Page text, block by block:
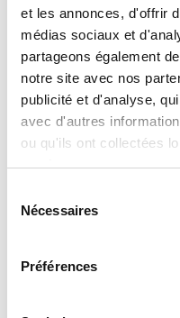
et les annonces, d'offrir
médias sociaux et
partageons également
notre site avec nos
publicité et d'analyse,
avec d'autres
ou qu'ils ont collectées
services.
Nécessaires
Préférences
Format de la boîte
Largeur :
7,500
12,500
Profondeur :
7,500
Si vous avez des
veuillez envoyer